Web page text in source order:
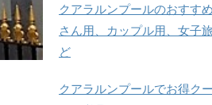
クアラルンプールのおすす
さん用、カップル用、女子
ど
クアラルンプールでお得ク